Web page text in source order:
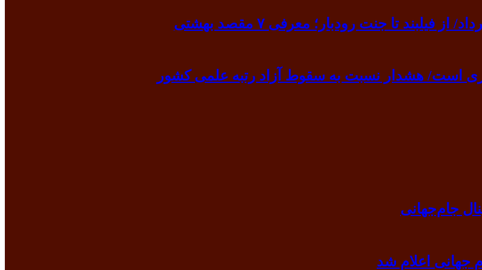
تا جنت رودبار؛ معرفی ۷ مقصد بهشتی
است/ هشدار نسبت به سقوط آزاد رتبه علمی کشور
جام‌جهانی
جهانی اعلام شد